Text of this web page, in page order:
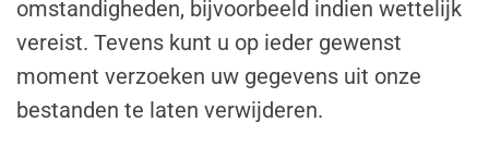
omstandigheden, bijvoorbeeld indien wettelijk
vereist. Tevens kunt u op ieder gewenst
moment verzoeken uw gegevens uit onze
bestanden te laten verwijderen.